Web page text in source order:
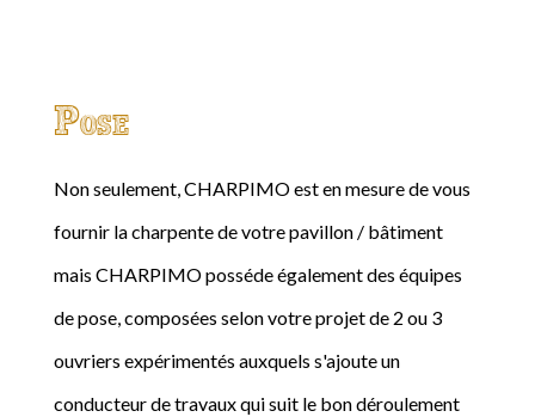
Pose
Non seulement, CHARPIMO est en mesure de vous
fournir la charpente de votre pavillon / bâtiment
mais CHARPIMO posséde également des équipes
de pose, composées selon votre projet de 2 ou 3
ouvriers expérimentés auxquels s'ajoute un
conducteur de travaux qui suit le bon déroulement